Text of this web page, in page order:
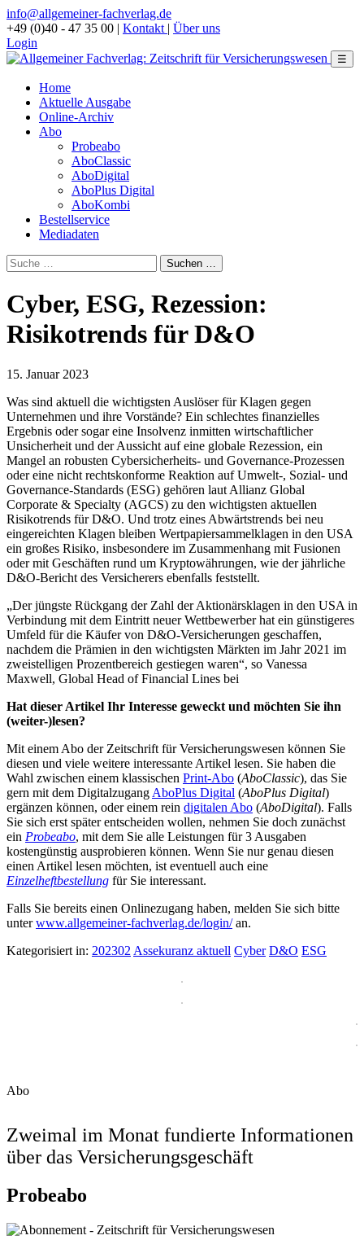
info@allgemeiner-fachverlag.de
+49 (0)40 - 47 35 00 | Kontakt | Über uns
Login
☰
Home
Aktuelle Ausgabe
Online-Archiv
Abo
Probeabo
AboClassic
AboDigital
AboPlus Digital
AboKombi
Bestellservice
Mediadaten
Cyber, ESG, Rezession:
Risikotrends für D&O
15. Januar 2023
Was sind aktuell die wichtigsten Auslöser für Klagen gegen
Unternehmen und ihre Vorstände? Ein schlechtes finanzielles
Ergebnis oder sogar eine Insolvenz inmitten wirtschaftlicher
Unsicherheit und der Aussicht auf eine globale Rezession, ein
Mangel an robusten Cybersicherheits- und Governance-Prozessen
oder eine nicht rechtskonforme Reaktion auf Umwelt-, Sozial- und
Governance-Standards (ESG) gehören laut Allianz Global
Corporate & Specialty (AGCS) zu den wichtigsten aktuellen
Risikotrends für D&O. Und trotz eines Abwärtstrends bei neu
eingereichten Klagen bleiben Wertpapiersammelklagen in den USA
ein großes Risiko, insbesondere im Zusammenhang mit Fusionen
oder mit Geschäften rund um Kryptowährungen, wie der jährliche
D&O-Bericht des Versicherers ebenfalls feststellt.
„Der jüngste Rückgang der Zahl der Aktionärsklagen in den USA in
Verbindung mit dem Eintritt neuer Wettbewerber hat ein günstigeres
Umfeld für die Käufer von D&O-Versicherungen geschaffen,
nachdem die Prämien in den wichtigsten Märkten im Jahr 2021 im
zweistelligen Prozentbereich gestiegen waren“, so Vanessa
Maxwell, Global Head of Financial Lines bei
Hat dieser Artikel Ihr Interesse geweckt und möchten Sie ihn
(weiter-)lesen?
Mit einem Abo der Zeitschrift für Versicherungswesen können Sie
diesen und viele weitere interessante Artikel lesen. Sie haben die
Wahl zwischen einem klassischen Print-Abo (AboClassic), das Sie
gern mit dem Digitalzugang AboPlus Digital (AboPlus Digital)
ergänzen können, oder einem rein digitalen Abo (AboDigital). Falls
Sie sich erst später entscheiden wollen, nehmen Sie doch zunächst
ein Probeabo, mit dem Sie alle Leistungen für 3 Ausgaben
kostengünstig ausprobieren können. Wenn Sie nur genau diesen
einen Artikel lesen möchten, ist eventuell auch eine
Einzelheftbestellung für Sie interessant.
Falls Sie bereits einen Onlinezugang haben, melden Sie sich bitte
unterwww.allgemeiner-fachverlag.de/login/an.
Kategorisiert in: 202302 Assekuranz aktuell Cyber D&O ESG
Abo
Zweimal im Monat fundierte Informationen
über das Versicherungsgeschäft
Probeabo